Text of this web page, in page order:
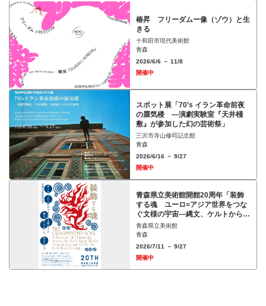
椿昇 フリーダムー像（ゾウ）と⽣
きる
十和田市現代美術館
青森
2026/6/6 － 11/8
開催中
スポット展「70’s イラン革命前夜
の蜃気楼 ―演劇実験室『天井棧
敷』が参加した幻の芸術祭」
三沢市寺山修司記念館
青森
2026/6/16 － 9/27
開催中
青森県立美術館開館20周年「装飾
する魂 ユーロ=アジア世界をつな
ぐ文様の宇宙―縄文、ケルトから、
ねぶたまで」展
青森県立美術館
青森
2026/7/11 － 9/27
開催中